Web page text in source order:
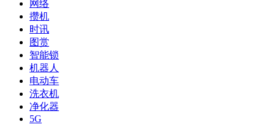
网络
攒机
时讯
图赏
智能锁
机器人
电动车
洗衣机
净化器
5G